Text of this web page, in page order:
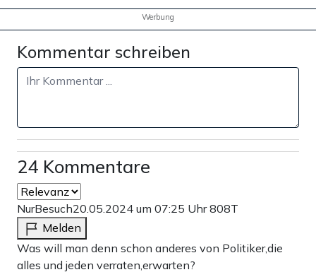
Werbung
Kommentar schreiben
24 Kommentare
NurBesuch20.05.2024 um 07:25 Uhr808T
Melden
Was will man denn schon anderes von Politiker,die
alles und jeden verraten,erwarten?